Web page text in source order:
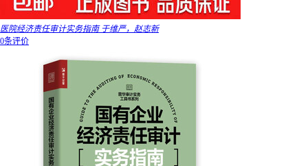
医院经济责任审计实务指南 于维严，赵志新
0条评价